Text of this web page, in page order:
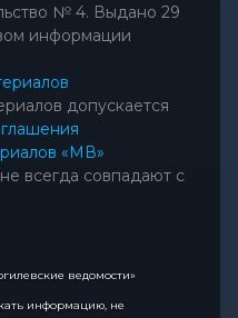
№ 4. Выдано 29
информации
допускается
«МВ»
всегда совпадают с
ведомости»
информацию, не